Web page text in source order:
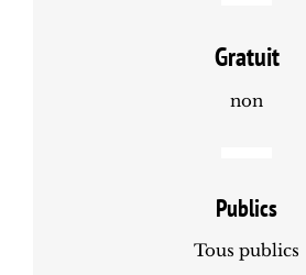
Gratuit
non
Publics
Tous publics